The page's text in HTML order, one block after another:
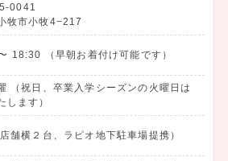
成約のお客様は20%OFFです♩
0041
牧市小牧4−217
18:30 （早朝お着付け可能です）
（祝日、卒業入学シーズンの火曜日は
します）
舗横２台、ラピオ地下駐車場提携）